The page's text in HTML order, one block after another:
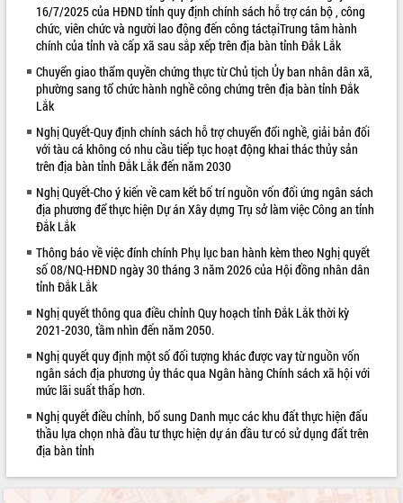
Loading the player...
Khám bệnh, cấp phát thuốc miễn phí
và tặng quà người dân xã Cư Pui
Hội nghị UBND tỉnh Đắk Lắk thường kỳ
Lễ truy tặng danh hiệu “Bà Mẹ Việt
Nam Anh hùng” và trao Huân chương
UBND tỉnh Đắk Lắk triển khai nhiệm
vụ 6 tháng cuối năm 2026
tỉnh khóa XI quyết nghị nhiều nội dung
quan trọng
Triết thăm, tặng quà người có công với
cách mạng
Rà soát, hoàn thiện hệ thống thiết chế
văn hóa, thể thao đáp ứng yêu cầu
phát triển mới
Thường trực HĐND tỉnh Đắk Lắk gặp
mặt Đoàn chuyên gia y tế TP. Hồ Chí
Minh
Lễ truy điệu và an táng hài cốt liệt sĩ
tại Nghĩa trang Liệt sĩ xã Sơn Hòa
ALBUM ẢNH
LIÊN KẾT WEB
16/7/2025 của HĐND tỉnh quy định chính sách hỗ trợ cán bộ , công
chức, viên chức và người lao động đến công táctạiTrung tâm hành
chính của tỉnh và cấp xã sau sắp xếp trên địa bàn tỉnh Đắk Lắk
Chuyển giao thẩm quyền chứng thực từ Chủ tịch Ủy ban nhân dân xã,
phường sang tổ chức hành nghề công chứng trên địa bàn tỉnh Đắk
Lắk
Nghị Quyết-Quy định chính sách hỗ trợ chuyển đổi nghề, giải bản đối
với tàu cá không có nhu cầu tiếp tục hoạt động khai thác thủy sản
trên địa bàn tỉnh Đắk Lắk đến năm 2030
Nghị Quyết-Cho ý kiến về cam kết bố trí nguồn vốn đối ứng ngân sách
địa phương để thực hiện Dự án Xây dựng Trụ sở làm việc Công an tỉnh
Đắk Lắk
Thông báo về việc đính chính Phụ lục ban hành kèm theo Nghị quyết
số 08/NQ-HĐND ngày 30 tháng 3 năm 2026 của Hội đồng nhân dân
tỉnh Đắk Lắk
Nghị quyết thông qua điều chỉnh Quy hoạch tỉnh Đắk Lắk thời kỳ
2021-2030, tầm nhìn đến năm 2050.
Nghị quyết quy định một số đối tượng khác được vay từ nguồn vốn
ngân sách địa phương ủy thác qua Ngân hàng Chính sách xã hội với
mức lãi suất thấp hơn.
Nghị quyết điều chỉnh, bổ sung Danh mục các khu đất thực hiện đấu
thầu lựa chọn nhà đầu tư thực hiện dự án đầu tư có sử dụng đất trên
địa bàn tỉnh